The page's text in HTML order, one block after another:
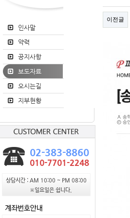
인사말
약력
공지사항
보도자료
오시는길
지부현황
이전글